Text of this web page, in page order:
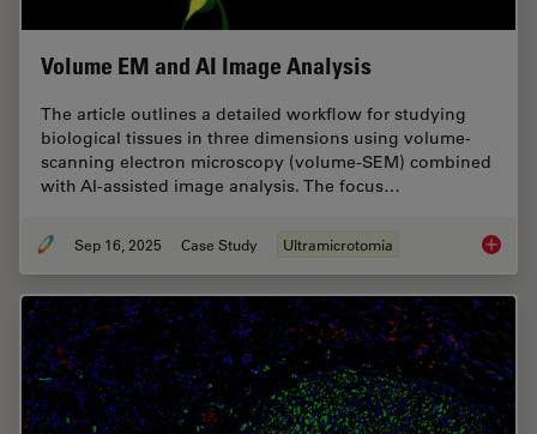
Volume EM and AI Image Analysis
The article outlines a detailed workflow for studying
biological tissues in three dimensions using volume-
scanning electron microscopy (volume-SEM) combined
with AI-assisted image analysis. The focus…
Sep 16, 2025 Case Study Ultramicrotomia Volume